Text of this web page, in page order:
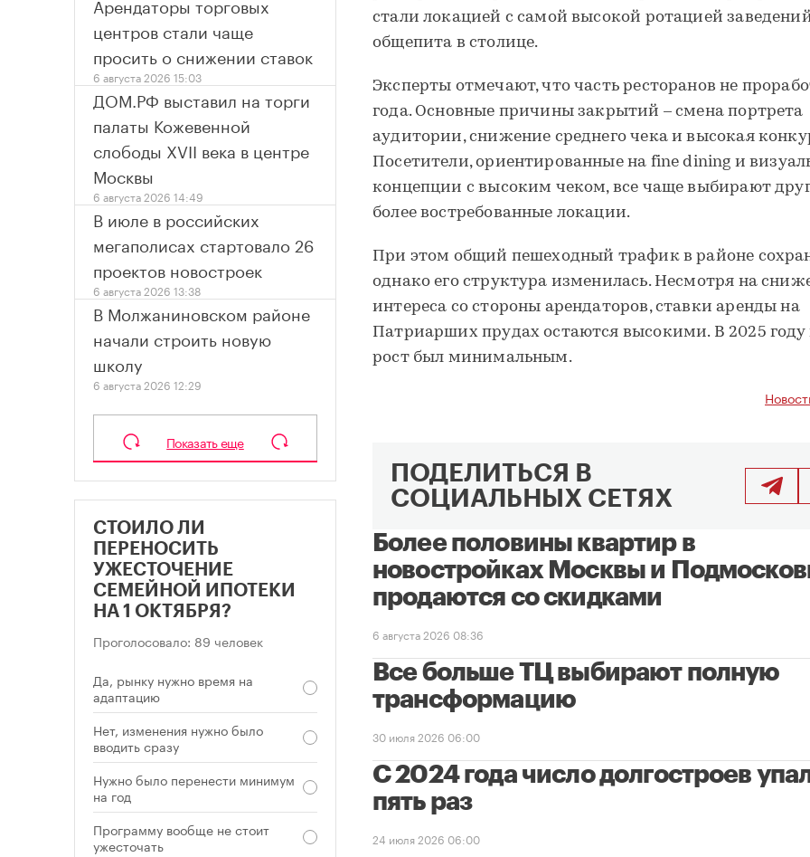
стали локацией с самой высокой ротацией
общепита в столице.
Эксперты отмечают, что часть ресторанов не
года. Основные причины закрытий – смена портрета
аудитории, снижение среднего чека и высокая
Посетители, ориентированные на fine dining и
концепции с высоким чеком, все чаще выбирают
более востребованные локации.
При этом общий пешеходный трафик в районе
однако его структура изменилась. Несмотря на
интереса со стороны арендаторов, ставки аренды на
Патриарших прудах остаются высокими. В 2025 году
рост был минимальным.
ПОДЕЛИТЬСЯ В
СОЦИАЛЬНЫХ СЕТЯХ
Более половины квартир в
новостройках Москвы и
продаются со скидками
6 августа 2026 08:36
Все больше ТЦ выбирают полную
трансформацию
30 июля 2026 06:00
С 2024 года число долгостроев
пять раз
24 июля 2026 06:00
центров стали чаще
просить о снижении ставок
6 августа 2026 15:03
ДОМ.РФ выставил на торги
палаты Кожевенной
слободы XVII века в центре
Москвы
6 августа 2026 14:49
В июле в российских
мегаполисах стартовало 26
проектов новостроек
6 августа 2026 13:38
В Молжаниновском районе
начали строить новую
школу
6 августа 2026 12:29
Показать еще
СТОИЛО ЛИ
ПЕРЕНОСИТЬ
УЖЕСТОЧЕНИЕ
СЕМЕЙНОЙ ИПОТЕКИ
НА 1 ОКТЯБРЯ?
Проголосовало: 89 человек
Да, рынку нужно время на
адаптацию
Нет, изменения нужно было
вводить сразу
Нужно было перенести минимум
на год
Программу вообще не стоит
ужесточать